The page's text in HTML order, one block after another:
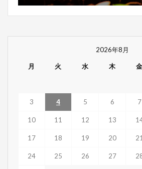
2026年8月
月 火 水 木 金
3 4 5 6 7
10 11 12 13
17 18 19 20 21
24 25 26 27